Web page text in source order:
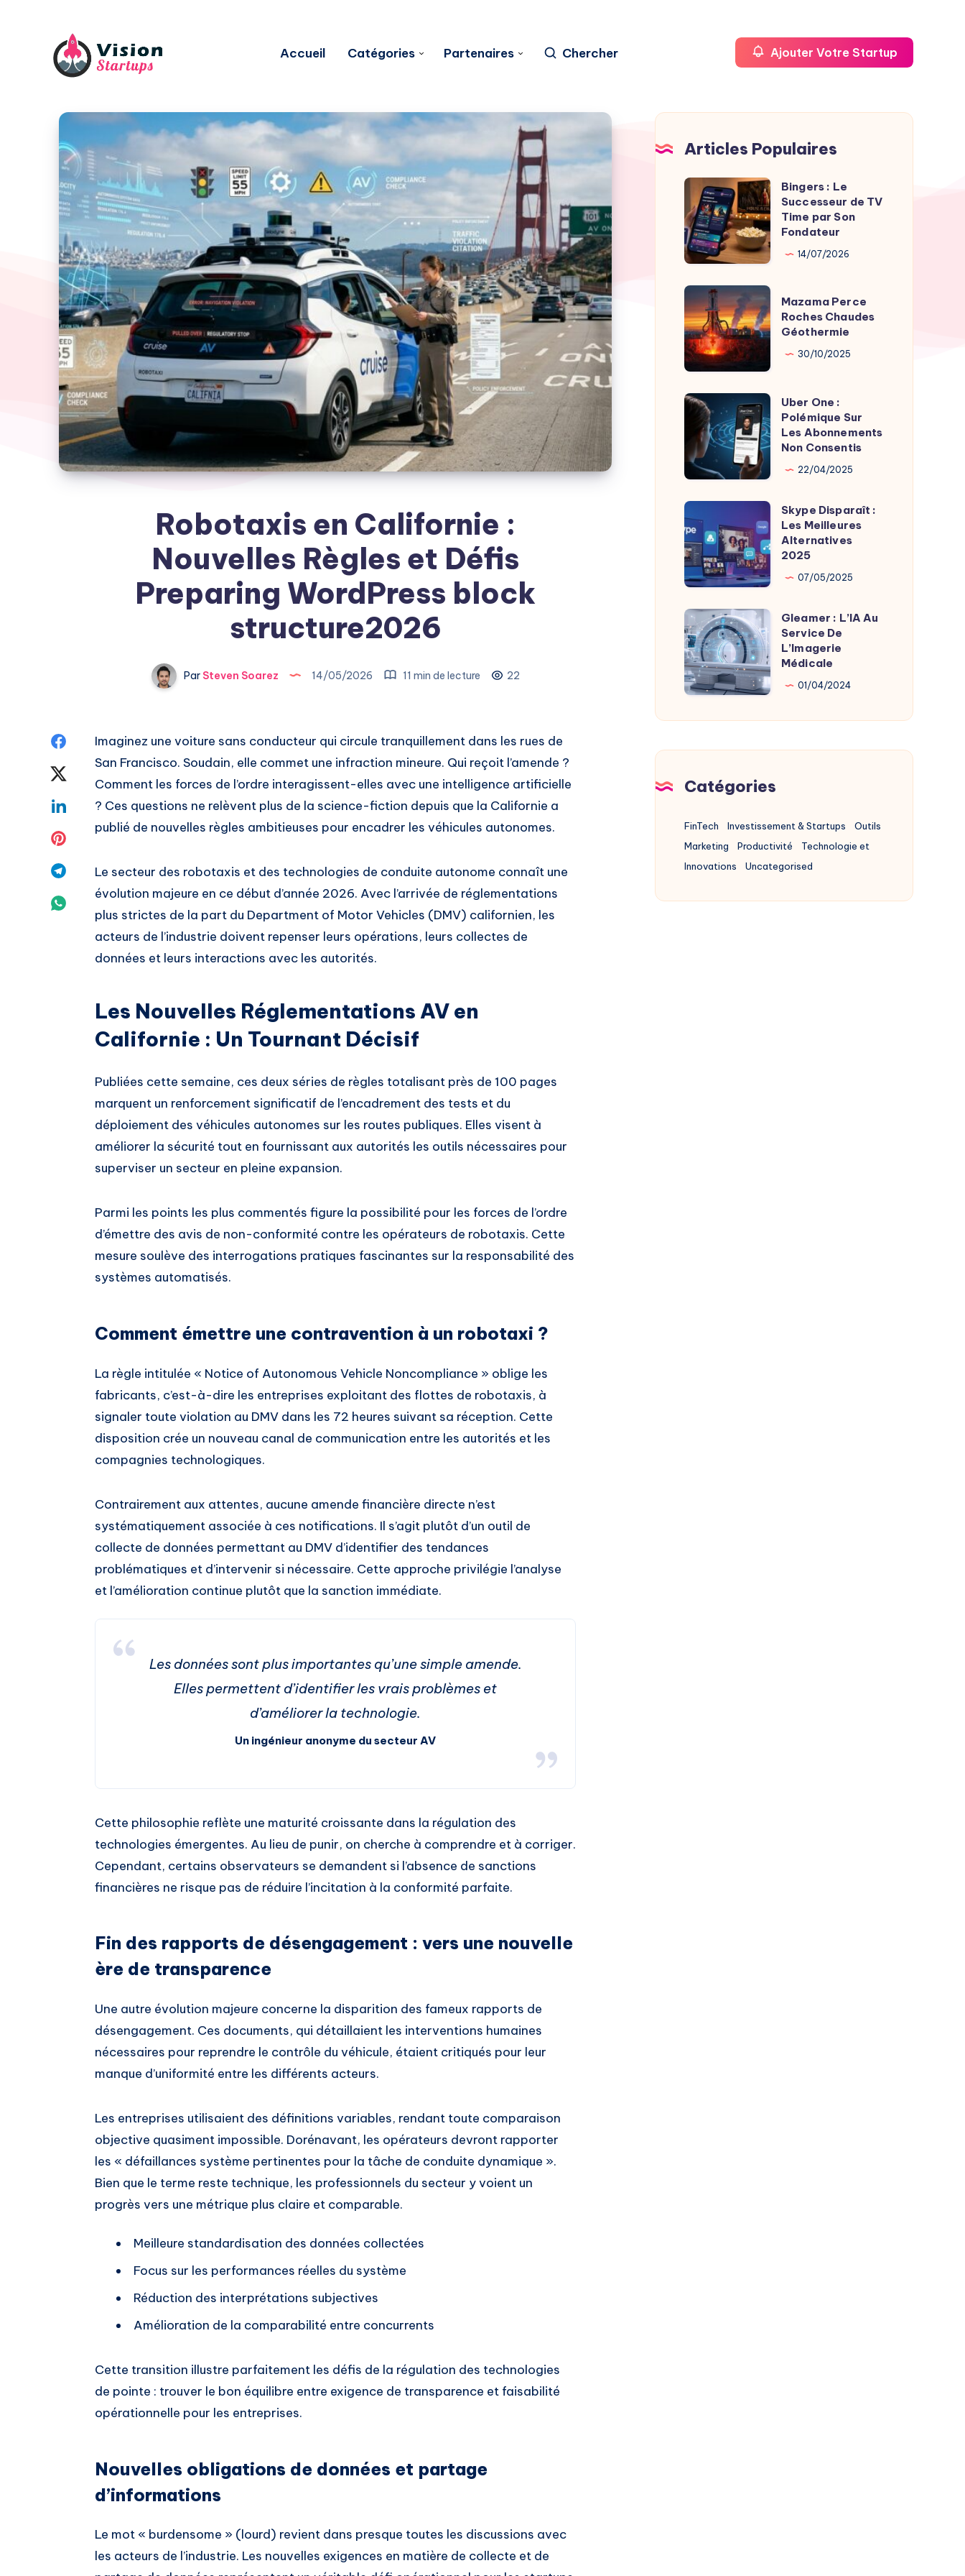
Accueil Catégories Partenaires Chercher Ajouter Votre Startup
Robotaxis en Californie :
Nouvelles Règles et Défis
Preparing WordPress block
structure2026
ParSteven Soarez 14/05/2026 11 min de lecture 22
Share
Facebook
Twitter
Share
Share
Pinterest
Share
Share
Whatsapp
Imaginez une voiture sans conducteur qui circule tranquillement dans les rues de
San Francisco. Soudain, elle commet une infraction mineure. Qui reçoit l’amende ?
Comment les forces de l’ordre interagissent-elles avec une intelligence artificielle
? Ces questions ne relèvent plus de la science-fiction depuis que la Californie a
publié de nouvelles règles ambitieuses pour encadrer les véhicules autonomes.
Le secteur des robotaxis et des technologies de conduite autonome connaît une
évolution majeure en ce début d’année 2026. Avec l’arrivée de réglementations
plus strictes de la part du Department of Motor Vehicles (DMV) californien, les
acteurs de l’industrie doivent repenser leurs opérations, leurs collectes de
données et leurs interactions avec les autorités.
Les Nouvelles Réglementations AV en
Californie : Un Tournant Décisif
Publiées cette semaine, ces deux séries de règles totalisant près de 100 pages
marquent un renforcement significatif de l’encadrement des tests et du
déploiement des véhicules autonomes sur les routes publiques. Elles visent à
améliorer la sécurité tout en fournissant aux autorités les outils nécessaires pour
superviser un secteur en pleine expansion.
Parmi les points les plus commentés figure la possibilité pour les forces de l’ordre
d’émettre des avis de non-conformité contre les opérateurs de robotaxis. Cette
mesure soulève des interrogations pratiques fascinantes sur la responsabilité des
systèmes automatisés.
Comment émettre une contravention à un robotaxi ?
La règle intitulée « Notice of Autonomous Vehicle Noncompliance » oblige les
fabricants, c’est-à-dire les entreprises exploitant des flottes de robotaxis, à
signaler toute violation au DMV dans les 72 heures suivant sa réception. Cette
disposition crée un nouveau canal de communication entre les autorités et les
compagnies technologiques.
Contrairement aux attentes, aucune amende financière directe n’est
systématiquement associée à ces notifications. Il s’agit plutôt d’un outil de
collecte de données permettant au DMV d’identifier des tendances
problématiques et d’intervenir si nécessaire. Cette approche privilégie l’analyse
et l’amélioration continue plutôt que la sanction immédiate.
Les données sont plus importantes qu’une simple amende.
Elles permettent d’identifier les vrais problèmes et
d’améliorer la technologie.
Un ingénieur anonyme du secteur AV
Cette philosophie reflète une maturité croissante dans la régulation des
technologies émergentes. Au lieu de punir, on cherche à comprendre et à corriger.
Cependant, certains observateurs se demandent si l’absence de sanctions
financières ne risque pas de réduire l’incitation à la conformité parfaite.
Fin des rapports de désengagement : vers une nouvelle
ère de transparence
Une autre évolution majeure concerne la disparition des fameux rapports de
désengagement. Ces documents, qui détaillaient les interventions humaines
nécessaires pour reprendre le contrôle du véhicule, étaient critiqués pour leur
manque d’uniformité entre les différents acteurs.
Les entreprises utilisaient des définitions variables, rendant toute comparaison
objective quasiment impossible. Dorénavant, les opérateurs devront rapporter
les « défaillances système pertinentes pour la tâche de conduite dynamique ».
Bien que le terme reste technique, les professionnels du secteur y voient un
progrès vers une métrique plus claire et comparable.
Meilleure standardisation des données collectées
Focus sur les performances réelles du système
Réduction des interprétations subjectives
Amélioration de la comparabilité entre concurrents
Cette transition illustre parfaitement les défis de la régulation des technologies
de pointe : trouver le bon équilibre entre exigence de transparence et faisabilité
opérationnelle pour les entreprises.
Nouvelles obligations de données et partage
d’informations
Le mot « burdensome » (lourd) revient dans presque toutes les discussions avec
les acteurs de l’industrie. Les nouvelles exigences en matière de collecte et de
Articles Populaires
Bingers
Le
Successeur
de
TV
Time
par
Son
Fondateur
Bingers : Le
Successeur de TV
Time par Son
Fondateur
14/07/2026
Mazama
Perce
Roches
Chaudes
Géothermie
Mazama Perce
Roches Chaudes
Géothermie
30/10/2025
Uber
One
Polémique
Sur
Les
Abonnements
Non
Consentis
Uber One :
Polémique Sur
Les Abonnements
Non Consentis
22/04/2025
Skype
Disparaît
:
Les
Meilleures
Alternatives
2025
Skype Disparaît :
Les Meilleures
Alternatives
2025
07/05/2025
Gleamer
:
L’IA
Au
Service
De
Gleamer : L’IA Au
Service De
L’Imagerie
Médicale
01/04/2024
Catégories
FinTech Investissement & Startups
Outils
Marketing
Productivité
Technologie et
Innovations
Uncategorised